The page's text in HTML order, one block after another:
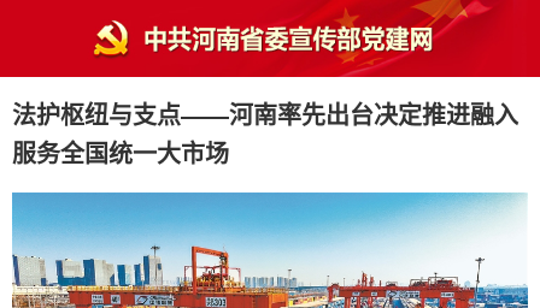
法护枢纽与支点——河南率先出台决定推进融入
服务全国统一大市场